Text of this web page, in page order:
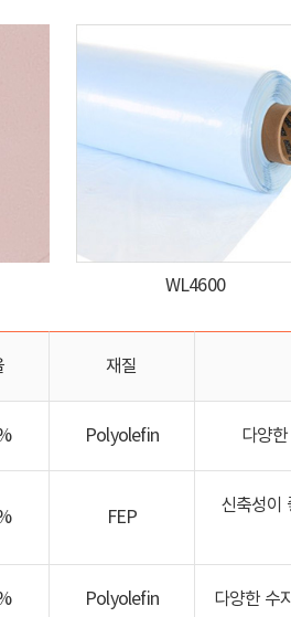
WL4600
재질
Polyolefin 다양
FEP
신축성이
Polyolefin 다양한 수